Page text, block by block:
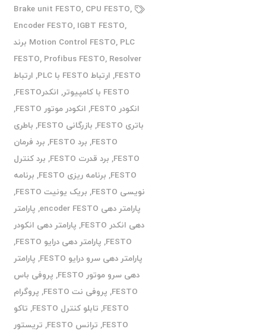
Brake unit FESTO, CPU FESTO,
Encoder FESTO, IGBT FESTO,
Motion Control FESTO,
PLC برند
FESTO, Profibus FESTO, Resolver
FESTO
, ارتباط FESTO با PLC , ارتباط
FESTO با کامپیوتر
, انکدرFESTO
,
انکودر FESTO
, انکودر موتور FESTO
,
باتری FESTO
, بازرگانی FESTO , باطری
FESTO
, برد FESTO , برد فرمان
FESTO
, برد قدرت FESTO , برد کنترل
FESTO
, برنامه ریزی FESTO , برنامه
نویسی FESTO
, بریک یونیت FESTO
,
پارامتر دهی encoder FESTO
, پارامتر
دهی انکدر FESTO
, پارامتر دهی انکودر
FESTO
, پارامتر دهی درایو FESTO
,
پارامتر دهی سرو درایو FESTO
, پارامتر
دهی سرو موتور FESTO
, پروفی باس
FESTO
, پروفی نت FESTO , پروگرام
FESTO
, تابلو کنترل FESTO , تاکو
FESTO
, ترانس FESTO , تریستور